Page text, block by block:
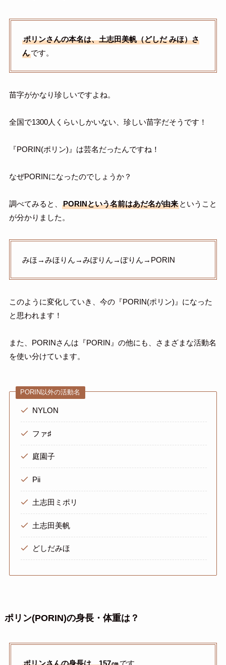
ポリンさんの本名は、土志田美帆（どしだ みほ）さ
んです。
苗字がかなり珍しいですよね。
全国で1300人くらいしかいない、珍しい苗字だそうです！
『PORIN(ポリン)』は芸名だったんですね！
なぜPORINになったのでしょうか？
調べてみると、 PORINという名前はあだ名が由来ということ
が分かりました。
みほ→みほりん→みぽりん→ぽりん→PORIN
このように変化していき、今の『PORIN(ポリン)』になった
と思われます！
また、PORINさんは『PORIN』の他にも、さまざまな活動名
を使い分けています。
PORIN以外の活動名
NYLON
ファ♯
庭園子
Pii
土志田ミポリ
土志田美帆
どしだみほ
ポリン(PORIN)の身長・体重は？
ポリンさんの身長は、157㎝です。